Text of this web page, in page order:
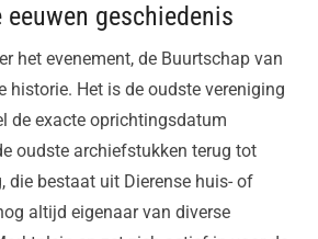
eeuwen geschiedenis
het evenement, de Buurtschap van
historie. Het is de oudste vereniging
de exacte oprichtingsdatum
oudste archiefstukken terug tot
die bestaat uit Dierense huis- of
altijd eigenaar van diverse